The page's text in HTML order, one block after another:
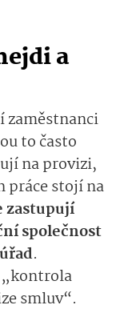
a
zaměstnanci
to často
na provizi,
práce stojí na
zastupují
společnost
.
smluv“.